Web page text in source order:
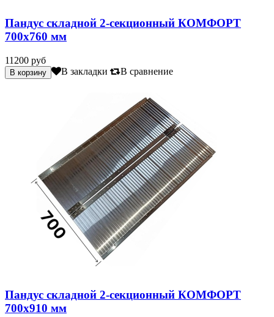
Пандус складной 2-секционный КОМФОРТ
700х760 мм
11200 руб
В закладки В сравнение
Пандус складной 2-секционный КОМФОРТ
700х910 мм